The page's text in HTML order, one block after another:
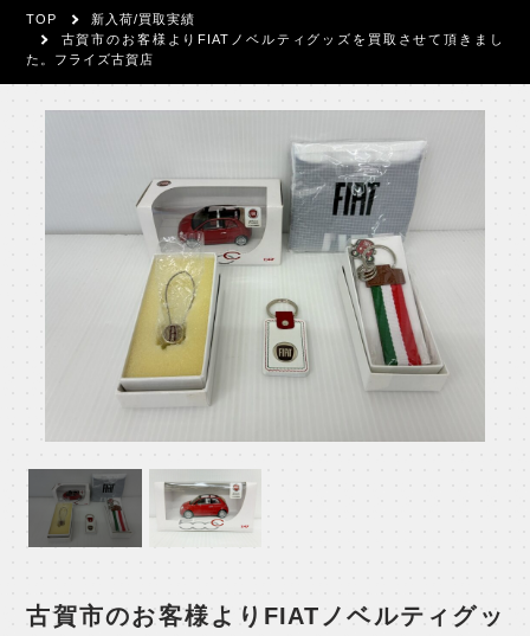
TOP
新入荷/買取実績
古賀市のお客様よりFIATノベルティグッズを買取させて頂きまし
た。フライズ古賀店
古賀市のお客様よりFIATノベルティグッ